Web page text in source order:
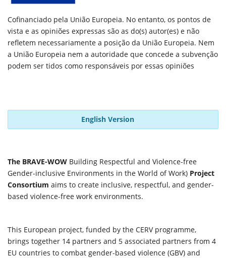
Cofinanciado pela União Europeia. No entanto, os pontos de
vista e as opiniões expressas são as do(s) autor(es) e não
refletem necessariamente a posição da União Europeia. Nem
a União Europeia nem a autoridade que concede a subvenção
podem ser tidos como responsáveis por essas opiniões
English Version
The BRAVE-WOW Building Respectful and Violence-free
Gender-inclusive Environments in the World of Work) Project
Consortium aims to create inclusive, respectful, and gender-
based violence-free work environments.
This European project, funded by the CERV programme,
brings together 14 partners and 5 associated partners from 4
EU countries to combat gender-based violence (GBV) and